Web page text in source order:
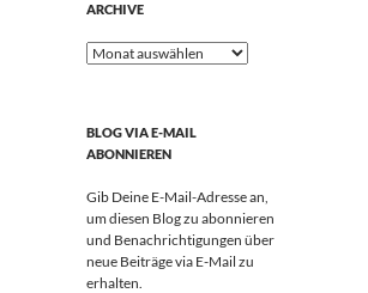
ARCHIVE
Archive
BLOG VIA E-MAIL
ABONNIEREN
Gib Deine E-Mail-Adresse an,
um diesen Blog zu abonnieren
und Benachrichtigungen über
neue Beiträge via E-Mail zu
erhalten.